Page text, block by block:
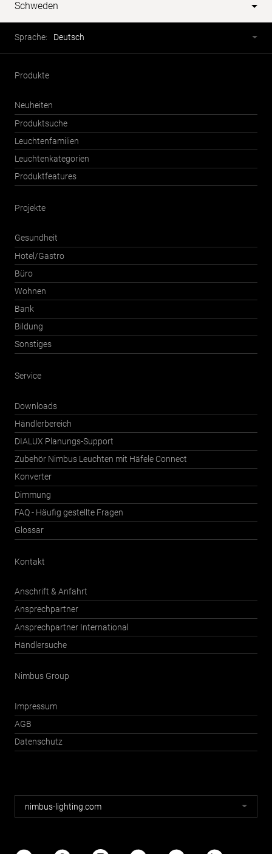
Schweden
Sprache: Deutsch
Produkte
Neuheiten
Produktsuche
Leuchtenfamilien
Leuchtenkategorien
Produktfeatures
Projekte
Gesundheit
Hotel/Gastro
Büro
Wohnen
Bank
Bildung
Sonstiges
Service
Downloads
Händlerbereich
DIALUX Planungs-Support
Zubehör Nimbus Leuchten mit Häfele Connect
Konverter
Dimmung
FAQ - Häufig gestellte Fragen
Glossar
Kontakt
Anschrift & Anfahrt
Ansprechpartner
Ansprechpartner International
Händlersuche
Nimbus Group
Impressum
AGB
Datenschutz
Nimbus
Webseiten
nimbus-lighting.com